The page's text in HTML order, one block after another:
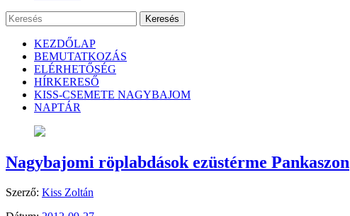
Keresés
KEZDŐLAP
BEMUTATKOZÁS
ELÉRHETŐSÉG
HÍRKERESŐ
KISS-CSEMETE NAGYBAJOM
NAPTÁR
Nagybajomi röplabdások ezüstérme Pankaszon
Szerző: Kiss Zoltán